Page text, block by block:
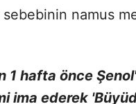
namus
1 hafta önce
ima ederek